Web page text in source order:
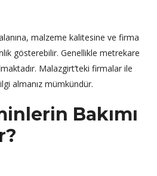
malzeme kalitesine ve firma
gösterebilir. Genellikle metrekare
Malazgirt’teki firmalar ile
almanız mümkündür.
Bakımı